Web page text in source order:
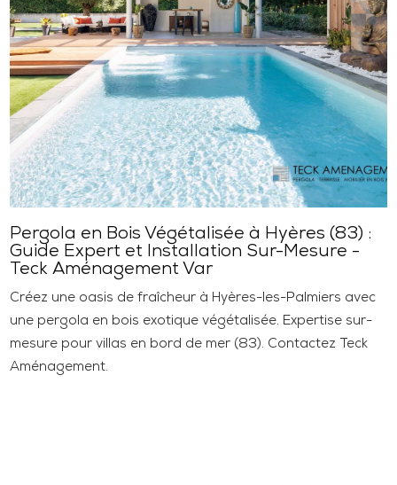
Pergola en Bois Végétalisée à Hyères (83) :
Guide Expert et Installation Sur-Mesure -
Teck Aménagement Var
Créez une oasis de fraîcheur à Hyères-les-Palmiers avec
une pergola en bois exotique végétalisée. Expertise sur-
mesure pour villas en bord de mer (83). Contactez Teck
Aménagement.